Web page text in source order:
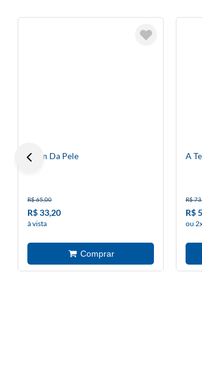
Além Da Pele
R$ 65,00
R$ 33,20
à vista
A
R$
R$
ou